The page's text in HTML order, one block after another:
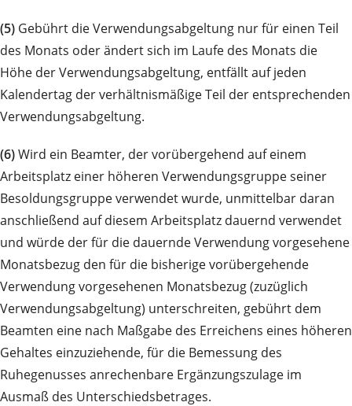
(5) Gebührt die Verwendungsabgeltung nur für einen Teil
des Monats oder ändert sich im Laufe des Monats die
Höhe der Verwendungsabgeltung, entfällt auf jeden
Kalendertag der verhältnismäßige Teil der entsprechenden
Verwendungsabgeltung.
(6)Wird ein Beamter, der vorübergehend auf einem
Arbeitsplatz einer höheren Verwendungsgruppe seiner
Besoldungsgruppe verwendet wurde, unmittelbar daran
anschließend auf diesem Arbeitsplatz dauernd verwendet
und würde der für die dauernde Verwendung vorgesehene
Monatsbezug den für die bisherige vorübergehende
Verwendung vorgesehenen Monatsbezug (zuzüglich
Verwendungsabgeltung) unterschreiten, gebührt dem
Beamten eine nach Maßgabe des Erreichens eines höheren
Gehaltes einzuziehende, für die Bemessung des
Ruhegenusses anrechenbare Ergänzungszulage im
Ausmaß des Unterschiedsbetrages.